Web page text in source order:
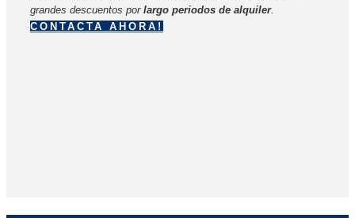
grandes descuentos por largo periodos de alquiler.
CONTACTA AHORA!